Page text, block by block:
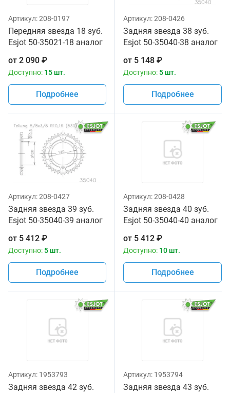
Артикул:208-0197
Передняя звезда 18 зуб.
Esjot 50-35021-18 аналог
от 2 090 ₽
Доступно: 15 шт.
Подробнее
Артикул:208-0426
Задняя звезда 38 зуб.
Esjot 50-35040-38 аналог
от 5 148 ₽
Доступно: 5 шт.
Подробнее
Артикул:208-0427
Задняя звезда 39 зуб.
Esjot 50-35040-39 аналог
от 5 412 ₽
Доступно: 5 шт.
Подробнее
Артикул:208-0428
Задняя звезда 40 зуб.
Esjot 50-35040-40 аналог
от 5 412 ₽
Доступно: 10 шт.
Подробнее
Артикул: 1953793
Задняя звезда 42 зуб.
Артикул: 1953794
Задняя звезда 43 зуб.